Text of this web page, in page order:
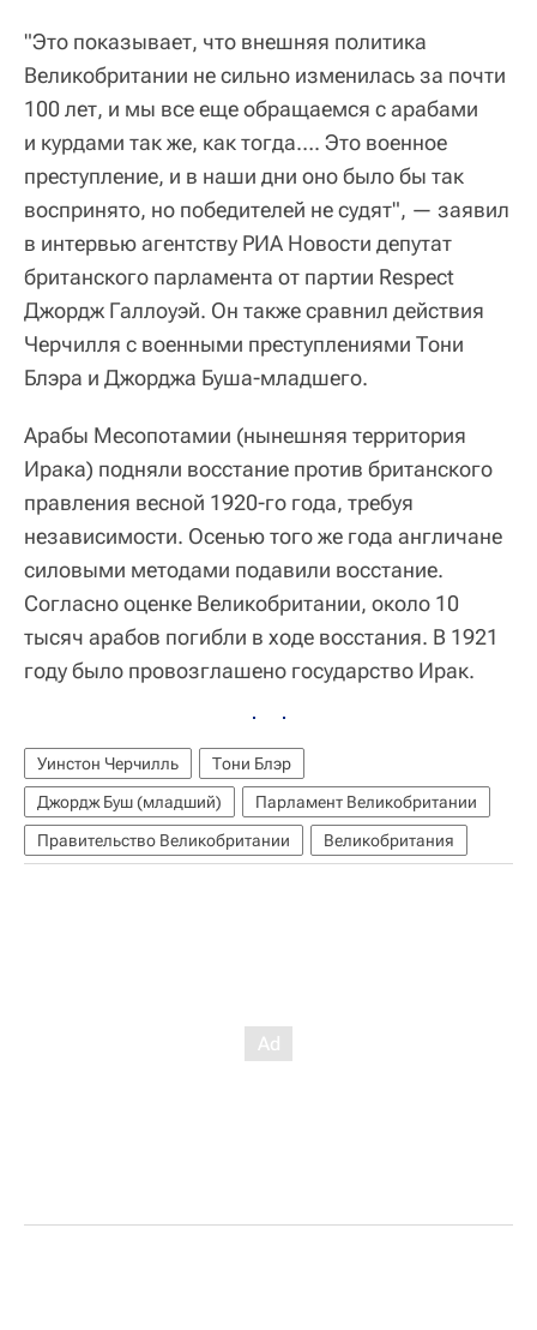
"Это показывает, что внешняя политика
Великобритании не сильно изменилась за почти
100 лет, и мы все еще обращаемся с арабами
и курдами так же, как тогда…. Это военное
преступление, и в наши дни оно было бы так
воспринято, но победителей не судят", — заявил
в интервью агентству РИА Новости депутат
британского парламента от партии Respect
Джордж Галлоуэй. Он также сравнил действия
Черчилля с военными преступлениями Тони
Блэра и Джорджа Буша-младшего.
Арабы Месопотамии (нынешняя территория
Ирака) подняли восстание против британского
правления весной 1920-го года, требуя
независимости. Осенью того же года англичане
силовыми методами подавили восстание.
Согласно оценке Великобритании, около 10
тысяч арабов погибли в ходе восстания. В 1921
году было провозглашено государство Ирак.
Уинстон Черчилль
Тони Блэр
Джордж Буш (младший)
Парламент Великобритании
Правительство Великобритании
Великобритания